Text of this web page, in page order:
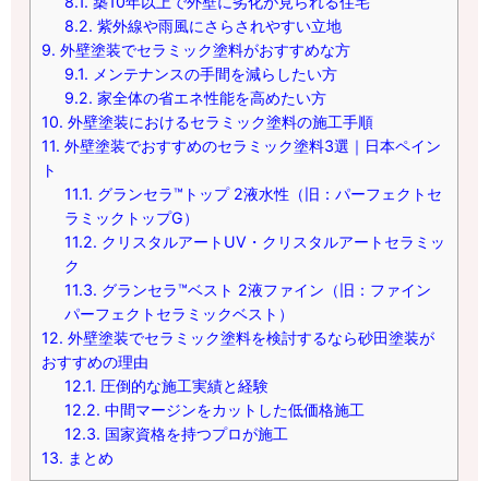
8.2. 紫外線や雨風にさらされやすい立地
9. 外壁塗装でセラミック塗料がおすすめな方
9.1. メンテナンスの手間を減らしたい方
9.2. 家全体の省エネ性能を高めたい方
10. 外壁塗装におけるセラミック塗料の施工手順
11. 外壁塗装でおすすめのセラミック塗料3選｜日本ペイン
ト
11.1. グランセラ™トップ 2液水性（旧：パーフェクトセ
ラミックトップG）
11.2. クリスタルアートUV・クリスタルアートセラミッ
ク
11.3. グランセラ™ベスト 2液ファイン（旧：ファイン
パーフェクトセラミックベスト）
12. 外壁塗装でセラミック塗料を検討するなら砂田塗装が
おすすめの理由
12.1. 圧倒的な施工実績と経験
12.2. 中間マージンをカットした低価格施工
12.3. 国家資格を持つプロが施工
13. まとめ